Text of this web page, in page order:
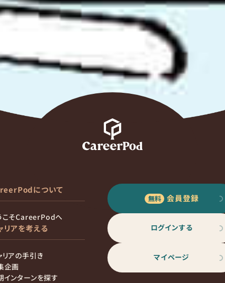
について
こそCareerPodへ
リアを考える
リアの手引き
企画
インターンを探す
会員登録
ログインする
マイページ